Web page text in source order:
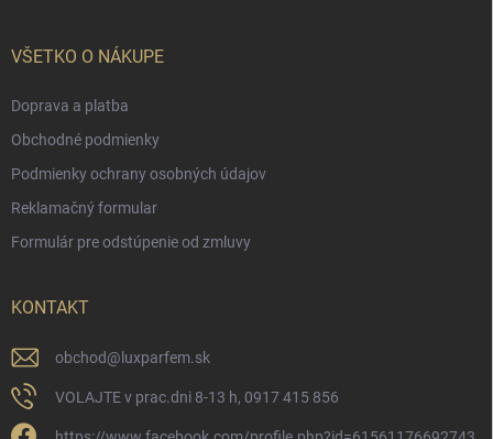
VŠETKO O NÁKUPE
Doprava a platba
Obchodné podmienky
Podmienky ochrany osobných údajov
Reklamačný formular
Formulár pre odstúpenie od zmluvy
KONTAKT
obchod@ luxparfem.sk
VOLAJTE v prac.dni 8-13 h, 0917 415 856